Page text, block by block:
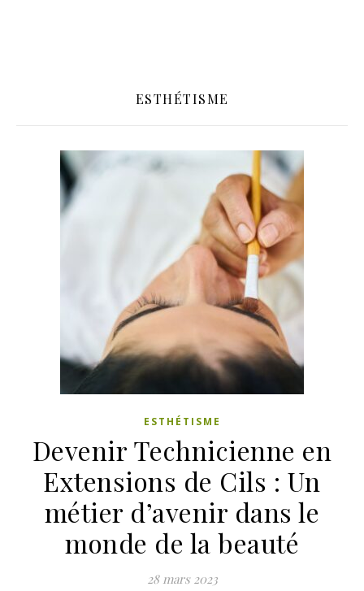
ESTHÉTISME
ESTHÉTISME
Devenir Technicienne en
Extensions de Cils : Un
métier d’avenir dans le
monde de la beauté
28 mars 2023